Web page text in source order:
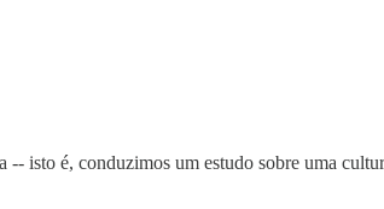
isto é, conduzimos um estudo sobre uma